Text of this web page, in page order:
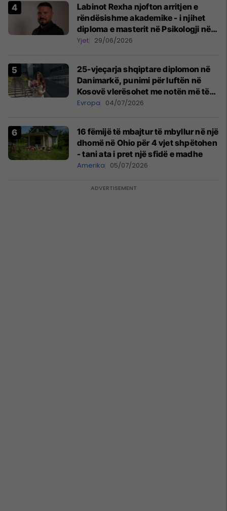
Labinot Rexha njofton arritjen e
rëndësishme akademike - i njihet
diploma e masterit në Psikologji në
Zvicër
Yjet 29/06/2026
25-vjeçarja shqiptare diplomon në
Danimarkë, punimi për luftën në
Kosovë vlerësohet me notën më të
lartë
Evropa 04/07/2026
16 fëmijë të mbajtur të mbyllur në një
dhomë në Ohio për 4 vjet shpëtohen
- tani ata i pret një sfidë e madhe
Amerika 05/07/2026